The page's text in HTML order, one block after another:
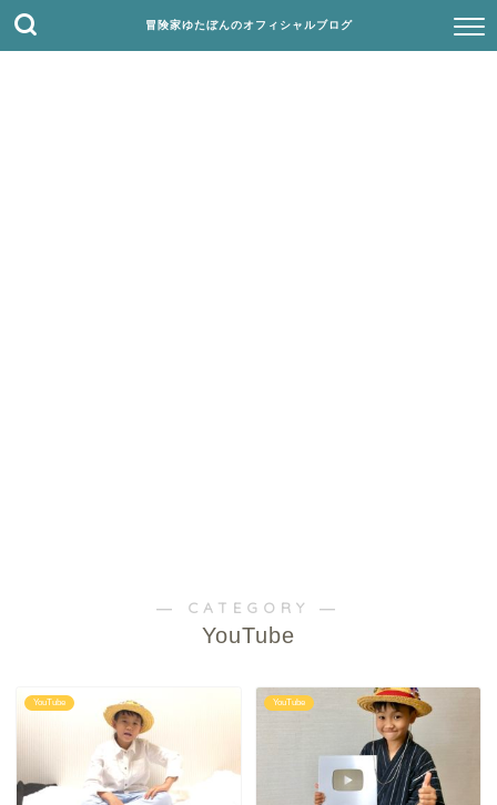
冒険家ゆたぼんのオフィシャルブログ
― CATEGORY ―
YouTube
YouTube YouTube